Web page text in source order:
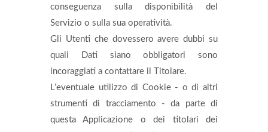
conseguenza sulla disponibilità del
Servizio o sulla sua operatività.
Gli Utenti che dovessero avere dubbi su
quali Dati siano obbligatori sono
incoraggiati a contattare il Titolare.
L’eventuale utilizzo di Cookie - o di altri
strumenti di tracciamento - da parte di
questa Applicazione o dei titolari dei